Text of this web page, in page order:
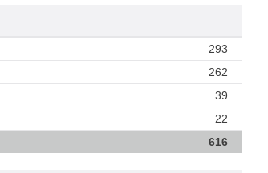
293
262
39
22
616